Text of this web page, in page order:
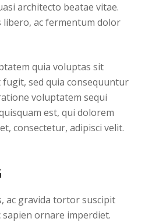
architecto beatae vitae.
libero, ac fermentum dolor
quia voluptas sit
sed quia consequuntur
voluptatem sequi
est, qui dolorem
consectetur, adipisci velit.
ac gravida tortor suscipit
sapien ornare imperdiet.